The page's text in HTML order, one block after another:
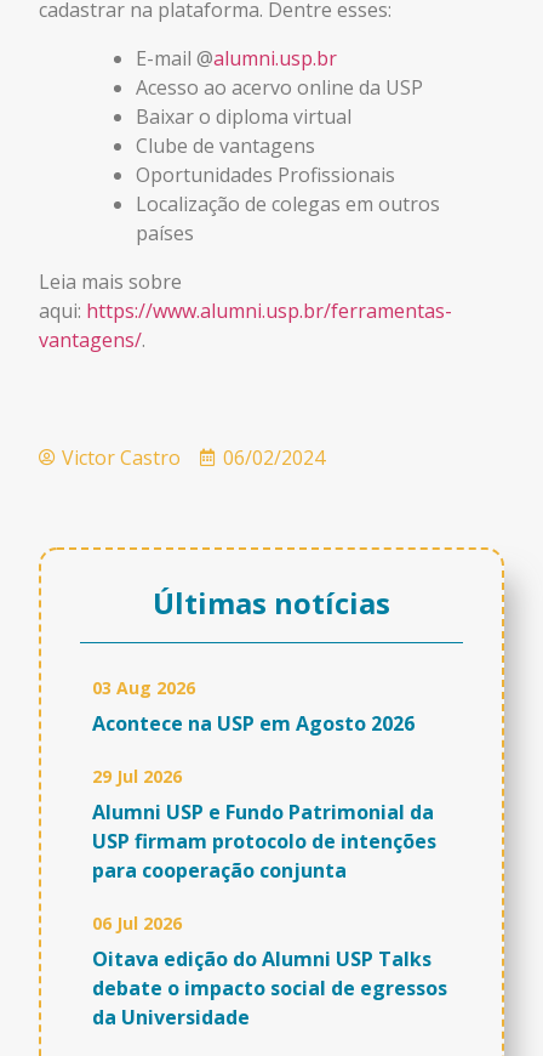
cadastrar na plataforma. Dentre esses:
E-mail @alumni.usp.br
Acesso ao acervo online da USP
Baixar o diploma virtual
Clube de vantagens
Oportunidades Profissionais
Localização de colegas em outros
países
Leia mais sobre
aqui: https://www.alumni.usp.br/ferramentas-
vantagens/.
Victor Castro 06/02/2024
Últimas notícias
03 Aug 2026
Acontece na USP em Agosto 2026
29 Jul 2026
Alumni USP e Fundo Patrimonial da
USP firmam protocolo de intenções
para cooperação conjunta
06 Jul 2026
Oitava edição do Alumni USP Talks
debate o impacto social de egressos
da Universidade